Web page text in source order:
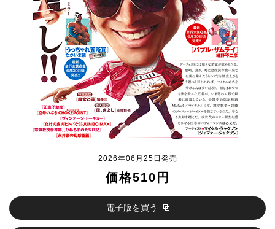
2026年06月25日発売
価格510円
電子版を買う